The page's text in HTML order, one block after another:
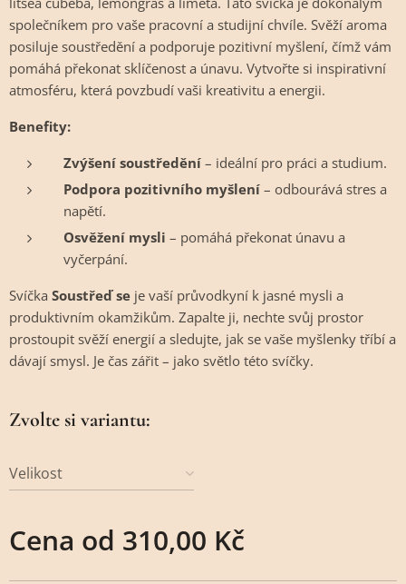
společníkem pro vaše pracovní a studijní chvíle. Svěží aroma
posiluje soustředění a podporuje pozitivní myšlení, čímž vám
pomáhá překonat sklíčenost a únavu. Vytvořte si inspirativní
atmosféru, která povzbudí vaši kreativitu a energii.
Benefity:
Zvýšení soustředění – ideální pro práci a studium.
Podpora pozitivního myšlení – odbourává stres a
napětí.
Osvěžení mysli – pomáhá překonat únavu a
vyčerpání.
Svíčka Soustřeď se je vaší průvodkyní k jasné mysli a
produktivním okamžikům. Zapalte ji, nechte svůj prostor
prostoupit svěží energií a sledujte, jak se vaše myšlenky tříbí a
dávají smysl. Je čas zářit – jako světlo této svíčky.
Zvolte si variantu:
Velikost
Cena od 310,00 Kč